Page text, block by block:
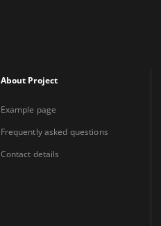
About Project
Example page
Frequently asked questions
Contact details